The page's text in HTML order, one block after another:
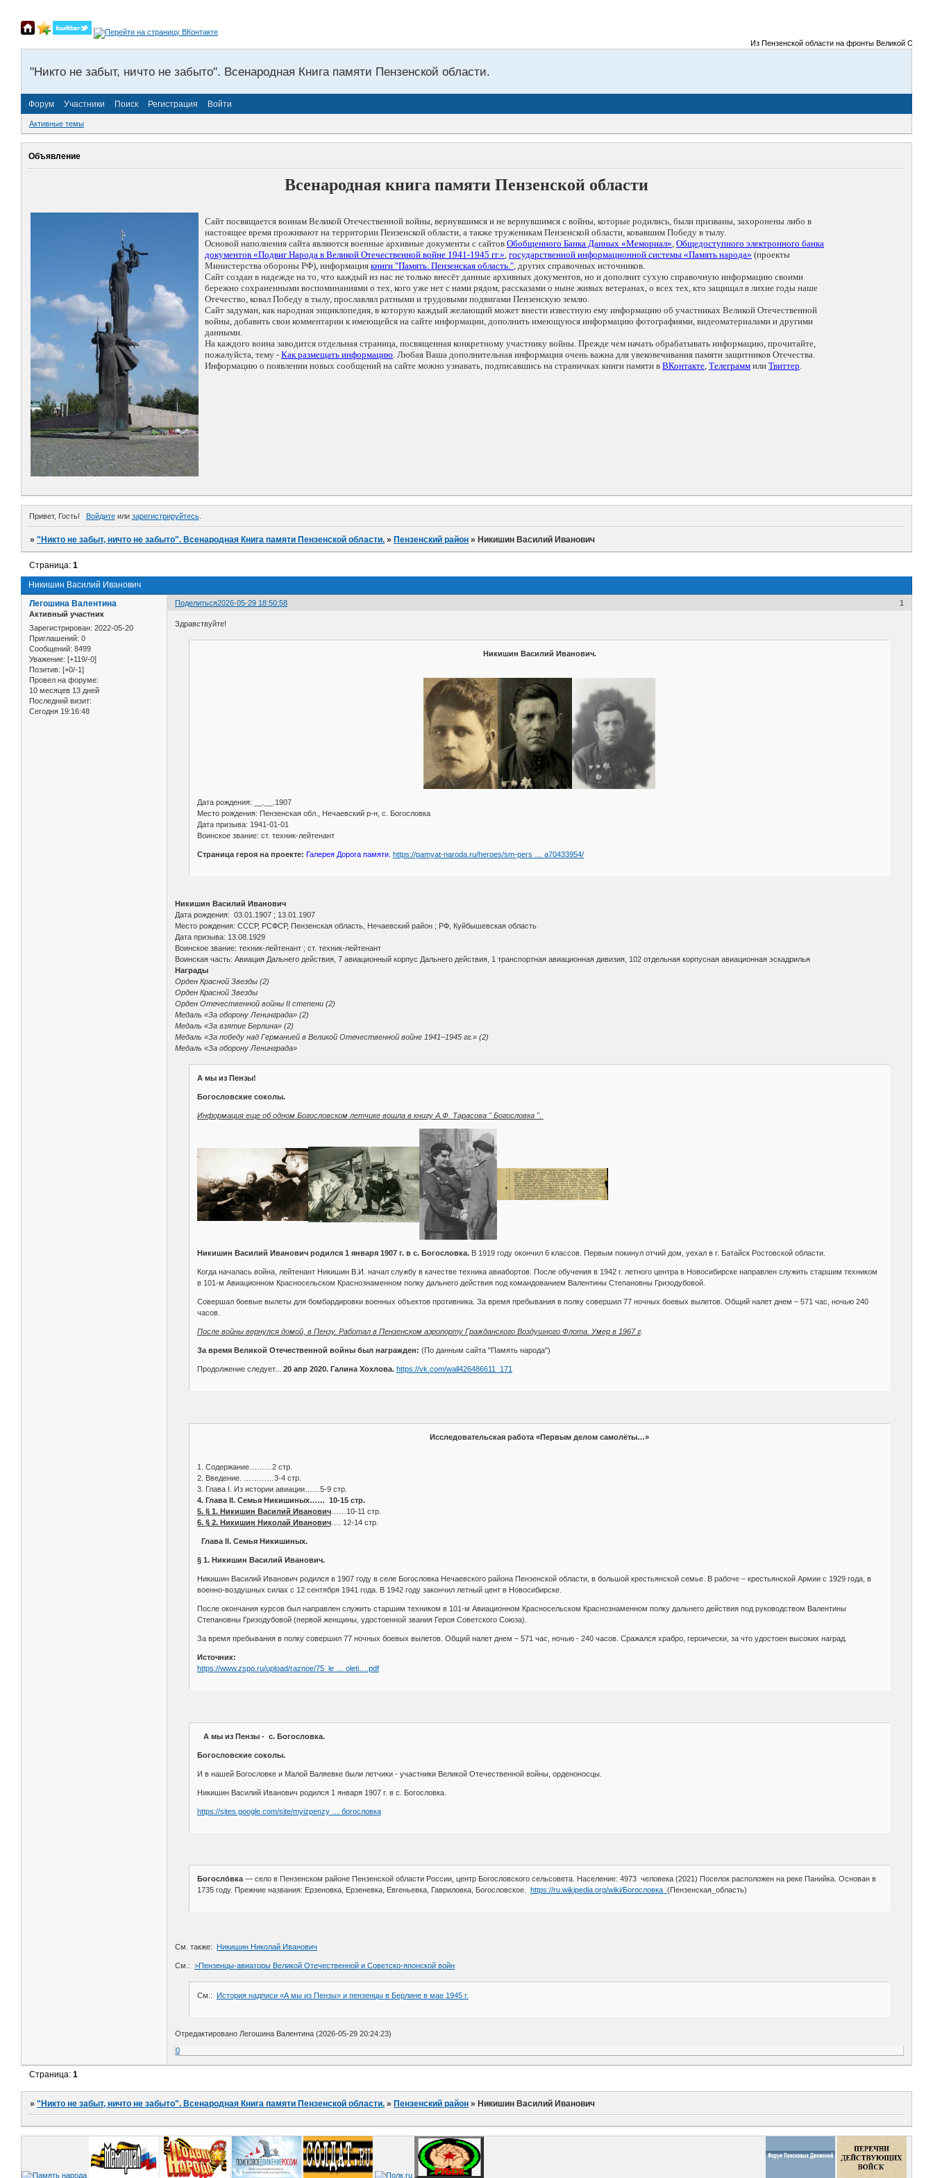
Из Пензенской области на фронты Великой
"Никто не забыт, ничто не забыто". Всенародная Книга памяти Пензенской области.
Форум Участники Поиск Регистрация Войти
Активные темы
Объявление
Всенародная книга памяти Пензенской области
Сайт посвящается воинам Великой Отечественной войны, вернувшимся и не вернувшимся с войны, которые родились, были призваны, захоронены либо в
настоящее время проживают на территории Пензенской области, а также труженикам Пензенской области, ковавшим Победу в тылу.
Основой наполнения сайта являются военные архивные документы с сайтов Обобщенного Банка Данных «Мемориал», Общедоступного электронного банка
документов «Подвиг Народа в Великой Отечественной войне 1941-1945 гг.», государственной информационной системы «Память народа» (проекты
Министерства обороны РФ), информация книги "Память. Пензенская область.", других справочных источников.
Сайт создан в надежде на то, что каждый из нас не только внесёт данные архивных документов, но и дополнит сухую справочную информацию своими
бережно сохраненными воспоминаниями о тех, кого уже нет с нами рядом, рассказами о ныне живых ветеранах, о всех тех, кто защищал в лихие годы наше
Отечество, ковал Победу в тылу, прославлял ратными и трудовыми подвигами Пензенскую землю.
Сайт задуман, как народная энциклопедия, в которую каждый желающий может внести известную ему информацию об участниках Великой Отечественной
войны, добавить свои комментарии к имеющейся на сайте информации, дополнить имеющуюся информацию фотографиями, видеоматериалами и другими
данными.
На каждого воина заводится отдельная страница, посвященная конкретному участнику войны. Прежде чем начать обрабатывать информацию, прочитайте,
пожалуйста, тему - Как размещать информацию. Любая Ваша дополнительная информация очень важна для увековечивания памяти защитников Отечества.
Информацию о появлении новых сообщений на сайте можно узнавать, подписавшись на страничках книги памяти в ВКонтакте, Телеграмм или Твиттер.
Привет, Гость! Войдитеили зарегистрируйтесь.
»"Никто не забыт, ничто не забыто". Всенародная Книга памяти Пензенской области. » Пензенский район » Никишин Василий Иванович
Никишин Василий Иванович
Страница:1
Поделиться 1
2026-05-29 18:50:58
Легошина Валентина
Активный участник
Зарегистрирован: 2022-05-20
Приглашений: 0
Сообщений: 8499
Уважение: [+119/-0]
Позитив: [+0/-1]
Провел на форуме:
10 месяцев 13 дней
Последний визит:
Сегодня 19:16:48
Здравствуйте!
Никишин Василий Иванович.
Дата рождения: __.__.1907
Место рождения: Пензенская обл., Нечаевский р-н, с. Богословка
Дата призыва: 1941-01-01
Воинское звание: ст. техник-лейтенант
Страница героя на проекте: Галерея Дорога памяти. https://pamyat-naroda.ru/heroes/sm-pers … a70433954/
Никишин Василий Иванович
Дата рождения: 03.01.1907 ; 13.01.1907
Место рождения: СССР, РСФСР, Пензенская область, Нечаевский район ; РФ, Куйбышевская область
Дата призыва: 13.08.1929
Воинское звание: техник-лейтенант ; ст. техник-лейтенант
Воинская часть: Авиация Дальнего действия, 7 авиационный корпус Дальнего действия, 1 транспортная авиационная дивизия, 102 отдельная корпусная авиационная эскадрилья
Награды
Орден Красной Звезды (2)
Орден Красной Звезды
Орден Отечественной войны II степени (2)
Медаль «За оборону Ленинграда» (2)
Медаль «За взятие Берлина» (2)
Медаль «За победу над Германией в Великой Отечественной войне 1941–1945 гг.» (2)
Медаль «За оборону Ленинграда»
А мы из Пензы!
Богословские соколы.
Информация еще об одном Богословском летчике вошла в книгу А.Ф. Тарасова " Богословка ".
Никишин Василий Иванович родился 1 января 1907 г. в с. Богословка.В 1919 году окончил 6 классов. Первым покинул отчий дом, уехал в г. Батайск Ростовской области.
Когда началась война, лейтенант Никишин В.И. начал службу в качестве техника авиабортов. После обучения в 1942 г. летного центра в Новосибирске направлен служить старшим техником
в 101-м Авиационном Красносельском Краснознаменном полку дальнего действия под командованием Валентины Степановны Гризодубовой.
Совершал боевые вылеты для бомбардировки военных объектов противника. За время пребывания в полку совершил 77 ночных боевых вылетов. Общий налет днем – 571 час, ночью 240
часов.
После войны вернулся домой, в Пензу. Работал в Пензенском аэропорту Гражданского Воздушного Флота. Умер в 1967 г.
За время Великой Отечественной войны был награжден: (По данным сайта "Память народа")
Продолжение следует... 20 апр 2020. Галина Хохлова. https://vk.com/wall426486611_171
Исследовательская работа «Первым делом самолёты…»
1. Содержание………2 стр.
2. Введение. …………3-4 стр.
3. Глава I. Из истории авиации……5-9 стр.
4. Глава II. Семья Никишиных…… 10-15 стр.
5. § 1. Никишин Василий Иванович……10-11 стр.
6. § 2. Никишин Николай Иванович…. 12-14 стр.
Глава II. Семья Никишиных.
§ 1. Никишин Василий Иванович.
Никишин Василий Иванович родился в 1907 году в селе Богословка Нечаевского района Пензенской области, в большой крестьянской семье. В рабоче – крестьянской Армии с 1929 года, в
военно-воздушных силах с 12 сентября 1941 года. В 1942 году закончил летный цент в Новосибирске.
После окончания курсов был направлен служить старшим техником в 101-м Авиационном Красносельском Краснознаменном полку дальнего действия под руководством Валентины
Степановны Гризодубовой (первой женщины, удостоенной звания Героя Советского Союза).
За время пребывания в полку совершил 77 ночных боевых вылетов. Общий налет днем – 571 час, ночью - 240 часов. Сражался храбро, героически, за что удостоен высоких наград.
Источник:
https://www.zspo.ru/upload/raznoe/75_le … oleti….pdf
А мы из Пензы - с. Богословка.
Богословские соколы.
И в нашей Богословке и Малой Валяевке были летчики - участники Великой Отечественной войны, орденоносцы.
Никишин Василий Иванович родился 1 января 1907 г. в с. Богословка.
https://sites.google.com/site/myizpenzy … богословка
Богосло́вка — село в Пензенском районе Пензенской области России, центр Богословского сельсовета. Население: 4973 человека (2021) Поселок расположен на реке Панийка. Основан в
1735 году. Прежние названия: Ерзеновка, Ерзеневка, Евгеньевка, Гавриловка, Богословское. https://ru.wikipedia.org/wiki/Богословка_ (Пензенская_область)
См. также: Никишин Николай Иванович
См.:>Пензенцы-авиаторы Великой Отечественной и Советско-японской войн
См.: История надписи «А мы из Пензы» и пензенцы в Берлине в мае 1945 г.
Отредактировано Легошина Валентина (2026-05-29 20:24:23)
0
Страница:1
»"Никто не забыт, ничто не забыто". Всенародная Книга памяти Пензенской области. » Пензенский район » Никишин Василий Иванович